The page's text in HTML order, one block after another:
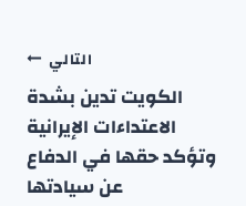
التالي
الكويت تدين بشدة
الاعتداءات الإيرانية
وتؤكد حقها في الدفاع
عن سيادتها